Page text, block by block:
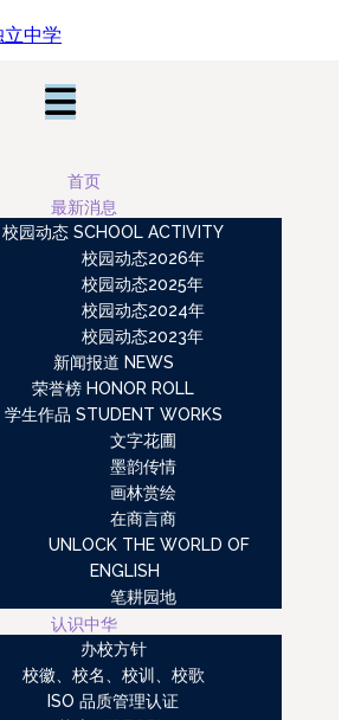
首页
最新消息
校园动态 SCHOOL ACTIVITY
校园动态2026年
校园动态2025年
校园动态2024年
校园动态2023年
新闻报道 NEWS
荣誉榜 HONOR ROLL
学生作品 STUDENT WORKS
文字花圃
墨韵传情
画林赏绘
在商言商
UNLOCK THE WORLD OF
ENGLISH
笔耕园地
认识中华
办校方针
校徽、校名、校训、校歌
ISO 品质管理认证